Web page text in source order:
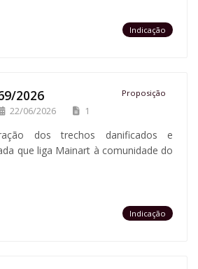
Indicação
2026 Proposição
22/06/2026 1
dos trechos danificados e
que liga Mainart à comunidade do
Indicação